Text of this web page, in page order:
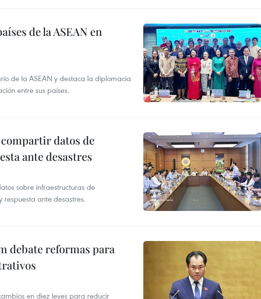
de la ASEAN en
de la ASEAN y destaca la diplomacia
entre sus países.
datos de
ante desastres
sobre infraestructuras de
ante desastres.
debate reformas para
en diez leyes para reducir